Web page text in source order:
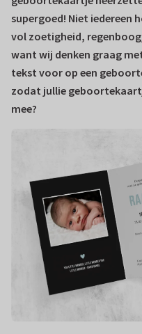
supergoed! Niet iedereen
vol zoetigheid,
want wij denken graag
tekst voor op een
zodat jullie
mee?